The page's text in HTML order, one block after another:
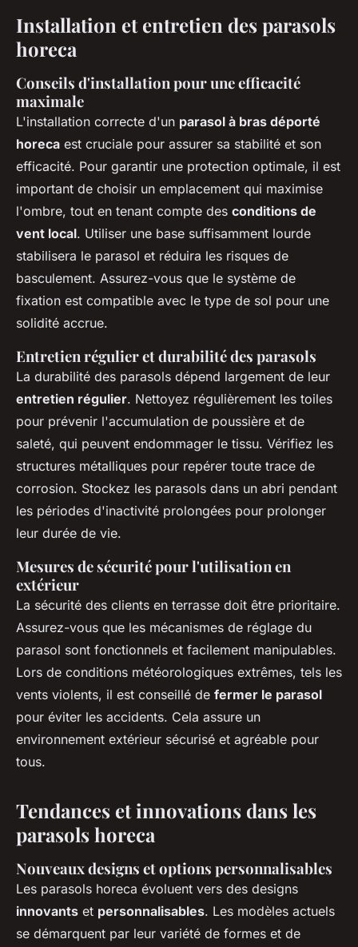
Installation et entretien des parasols
horeca
Conseils d'installation pour une efficacité
maximale
L'installation correcte d'un parasol à bras déporté
horeca est cruciale pour assurer sa stabilité et son
efficacité. Pour garantir une protection optimale, il est
important de choisir un emplacement qui maximise
l'ombre, tout en tenant compte des conditions de
vent local. Utiliser une base suffisamment lourde
stabilisera le parasol et réduira les risques de
basculement. Assurez-vous que le système de
fixation est compatible avec le type de sol pour une
solidité accrue.
Entretien régulier et durabilité des parasols
La durabilité des parasols dépend largement de leur
entretien régulier. Nettoyez régulièrement les toiles
pour prévenir l'accumulation de poussière et de
saleté, qui peuvent endommager le tissu. Vérifiez les
structures métalliques pour repérer toute trace de
corrosion. Stockez les parasols dans un abri pendant
les périodes d'inactivité prolongées pour prolonger
leur durée de vie.
Mesures de sécurité pour l'utilisation en
extérieur
La sécurité des clients en terrasse doit être prioritaire.
Assurez-vous que les mécanismes de réglage du
parasol sont fonctionnels et facilement manipulables.
Lors de conditions météorologiques extrêmes, tels les
vents violents, il est conseillé de fermer le parasol
pour éviter les accidents. Cela assure un
environnement extérieur sécurisé et agréable pour
tous.
Tendances et innovations dans les
parasols horeca
Nouveaux designs et options personnalisables
Les parasols horeca évoluent vers des designs
innovants et personnalisables. Les modèles actuels
se démarquent par leur variété de formes et de